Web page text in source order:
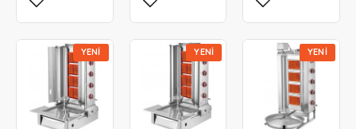
YENI YENI YENI